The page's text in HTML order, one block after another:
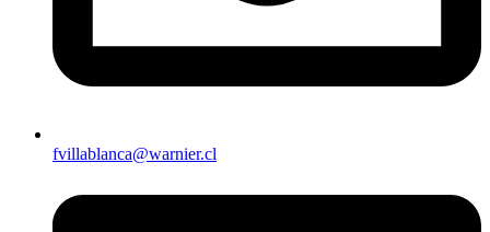
fvillablanca@warnier.cl